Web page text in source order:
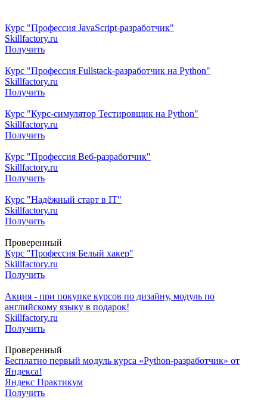
Курс "Профессия JavaScript-разработчик"
Skillfactory.ru
Получить
Курс "Профессия Fullstack-разработчик на Python"
Skillfactory.ru
Получить
Курс "Курс-симулятор Тестировщик на Python"
Skillfactory.ru
Получить
Курс "Профессия Веб-разработчик"
Skillfactory.ru
Получить
Курс "Надёжный старт в IT"
Skillfactory.ru
Получить
Проверенный
Курс "Профессия Белый хакер"
Skillfactory.ru
Получить
Акция - при покупке курсов по дизайну, модуль по
английскому языку в подарок!
Skillfactory.ru
Получить
Проверенный
Бесплатно первый модуль курса «Python-разработчик» от
Яндекса!
Яндекс Практикум
Получить